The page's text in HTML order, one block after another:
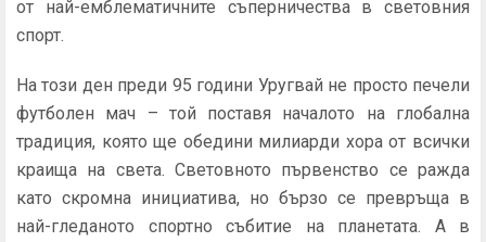
от най-емблематичните съперничества в световния
спорт.
На този ден преди 95 години Уругвай не просто печели
футболен мач – той поставя началото на глобална
традиция, която ще обедини милиарди хора от всички
краища на света. Световното първенство се ражда
като скромна инициатива, но бързо се превръща в
най-гледаното спортно събитие на планетата. А в